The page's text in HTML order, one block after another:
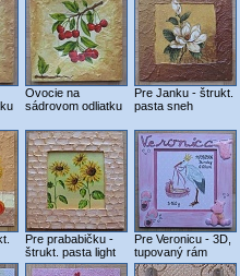
Ovocie na
sádrovom odliatku
Pre Janku - štrukt.
pasta sneh
Pre prababičku -
štrukt. pasta light
Pre Veronicu - 3D,
tupovaný rám